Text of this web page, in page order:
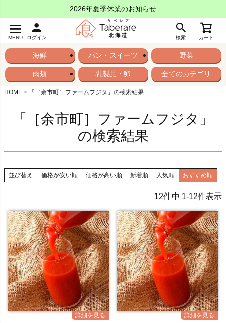
2026年夏季休業のお知らせ
MENU ログイン 検索 カート
海鮮 パン・スイーツ 野菜
肉類 乳製品・卵 全てのカテゴリ
HOME 「［余市町］ファームフジタ」の検索結果
「［余市町］ファームフジタ」
の検索結果
並び替え 価格が安い順 価格が高い順 新着順 人気順 おすすめ順
12件中 1-12件表示